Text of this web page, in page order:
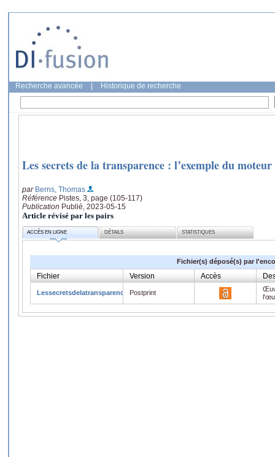
Recherche avancée Historique de recherche
Les secrets de la transparence : l’exemple du
par Berns, Thomas
Référence Pistes, 3, page (105-117)
Publication Publié, 2023-05-15
Article révisé par les pairs
ACCÈS EN LIGNE DÉTAILS STATISTIQUES
Fichier(s) déposé(s) par
Fichier Version Accès
Lessecretsdelatransparence.pdfPostprint